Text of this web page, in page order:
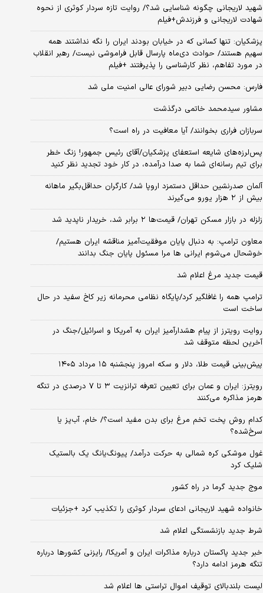
شهید لاریجانی چگونه شناسایی شد؟/ روایت تازه سردار کوثری از نحوه
شهادت لاریجانی و فرزندش+فیلم
پزشکیان: تنها کسانی که در خیابان بودند ایران را نگه نداشتند همه
سهیم هستند/ حوادث دی‌ماه پارسال قابل فراموشی نیست/ رهبر انقلاب
در مورد تفاهم، نظر کارشناسی را پذیرفتند +فیلم
فارس: محسن رضایی دبیر شورای عالی امنیت ملی شد
مشاور سیدمحمد خاتمی درگذشت
سربازان فراری بخوانند/ آیا معافیت در راه است؟
پس‌لرزه‌های شایعه استعفای پزشکیان/آقای رئیس جمهور! زنگ خطر
برای تیم رسانه‌ای شما به صدا درآمده، در کار خود تجدید نظر کنید
آلمان صدرنشین حداقل دستمزد اروپا شد/ کارگران حداقل‌بگیر ماهانه
بیش از ۲ هزار یورو می‌گیرند
زلزله در بازار مسکن تهران/ قیمت‌ها ۲ برابر شد، خریدار ناپدید شد
معاون ترامپ: به دنبال پایان موفقیت‌آمیز مناقشه ایران هستیم/
خوشحال می‌شوم ایرانی ها مرا مسئول پایان جنگ بدانند
قیمت جدید مرغ اعلام شد
ترامپ همه را غافلگیر کرد/پایگاه نظامی محرمانه زیر کاخ سفید در حال
ساخت است
روایت رویترز از پیام هشدارآمیز ایران به آمریکا و اسرائیل/جنگ در
آخرین لحظه متوقف شد
پیش‌بینی قیمت طلا، دلار و سکه امروز پنجشنبه ۱۵ مرداد ۱۴۰۵
رویترز: ایران و عمان برای تعیین تعرفه ترانزیت ۳ تا ۷ درصدی در تنگه
هرمز مذاکره می‌کنند
کدام روش پخت تخم مرغ برای بدن مفید است؟/ خام، آب‌پز یا
سرخ‌شده؟
غول موشکی کره شمالی به حرکت درآمد/ پیونگ‌یانگ یک بالستیک
شلیک کرد
موج جدید گرما در راه کشور
خانواده شهید لاریجانی ادعای سردار کوثری را تکذیب کرد +جزئیات
شرط جدید بازنشستگی اعلام شد
خبر جدید پاکستان درباره مذاکرات ایران و آمریکا/ رایزنی کشورها درباره
تنگه هرمز ادامه دارد؟
لیست بلندبالای توقیف اموال تراستی ها اعلام شد